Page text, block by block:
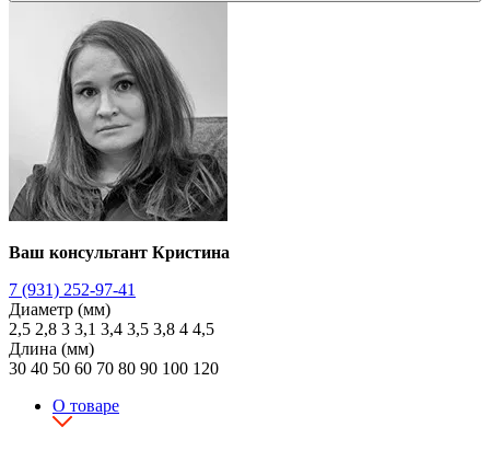
Ваш консультант Кристина
7 (931) 252-97-41
Диаметр (мм)
2,5 2,8 3 3,1 3,4 3,5 3,8 4 4,5
Длина (мм)
30 40 50 60 70 80 90 100 120
О товаре